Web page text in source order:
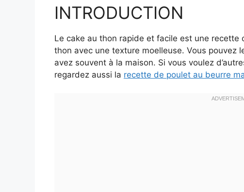
INTRODUCTION
Le cake au thon rapide et facile est une
thon avec une texture moelleuse. Vous pouvez
avez souvent à la maison. Si vous voulez
regardez aussi la recette de poulet au beurre